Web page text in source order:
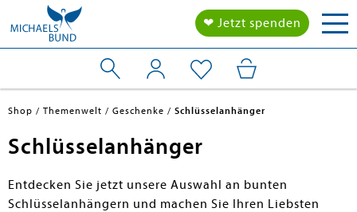
❤ Jetzt spenden
Shop Themenwelt Geschenke Schlüsselanhänger
Schlüsselanhänger
Entdecken Sie jetzt unsere Auswahl an bunten
Schlüsselanhängern und machen Sie Ihren Liebsten